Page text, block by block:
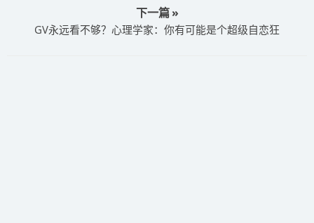
下一篇 »
GV永远看不够？心理学家：你有可能是个超级自恋狂